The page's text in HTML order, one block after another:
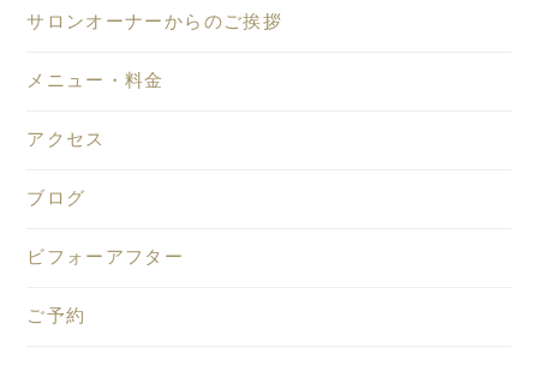
サロンオーナーからのご挨拶
メニュー・料金
アクセス
ブログ
ビフォーアフター
ご予約